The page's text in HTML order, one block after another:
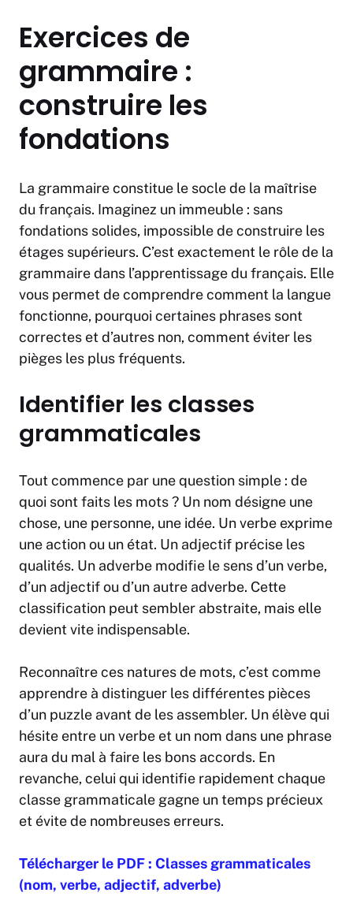
Exercices de
grammaire :
construire les
fondations
La grammaire constitue le socle de la maîtrise
du français. Imaginez un immeuble : sans
fondations solides, impossible de construire les
étages supérieurs. C’est exactement le rôle de la
grammaire dans l’apprentissage du français. Elle
vous permet de comprendre comment la langue
fonctionne, pourquoi certaines phrases sont
correctes et d’autres non, comment éviter les
pièges les plus fréquents.
Identifier les classes
grammaticales
Tout commence par une question simple : de
quoi sont faits les mots ? Un nom désigne une
chose, une personne, une idée. Un verbe exprime
une action ou un état. Un adjectif précise les
qualités. Un adverbe modifie le sens d’un verbe,
d’un adjectif ou d’un autre adverbe. Cette
classification peut sembler abstraite, mais elle
devient vite indispensable.
Reconnaître ces natures de mots, c’est comme
apprendre à distinguer les différentes pièces
d’un puzzle avant de les assembler. Un élève qui
hésite entre un verbe et un nom dans une phrase
aura du mal à faire les bons accords. En
revanche, celui qui identifie rapidement chaque
classe grammaticale gagne un temps précieux
et évite de nombreuses erreurs.
Télécharger le PDF : Classes grammaticales
(nom, verbe, adjectif, adverbe)